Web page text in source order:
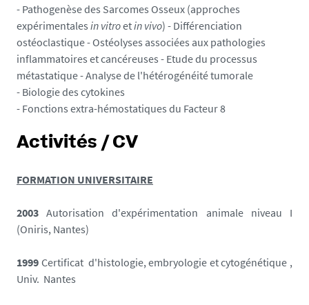
- Pathogenèse des Sarcomes Osseux (approches
expérimentales in vitroetin vivo) - Différenciation
ostéoclastique - Ostéolyses associées aux pathologies
inflammatoires et cancéreuses - Etude du processus
métastatique - Analyse de l'hétérogénéité tumorale
- Biologie des cytokines
- Fonctions extra-hémostatiques du Facteur 8
Activités / CV
FORMATION UNIVERSITAIRE
2003 Autorisation d'expérimentation animale niveau I
(Oniris, Nantes)
1999 Certificat d'histologie, embryologie et cytogénétique ,
Univ. Nantes